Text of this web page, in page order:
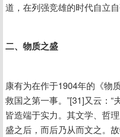
道，在列强竞雄的时代自立自
二、物质之盛
康有为在作于1904年的《物
救国之第一事。”[31]又云：“
皆造端于实力。其文学、哲
盛之后，而后乃从而文之。